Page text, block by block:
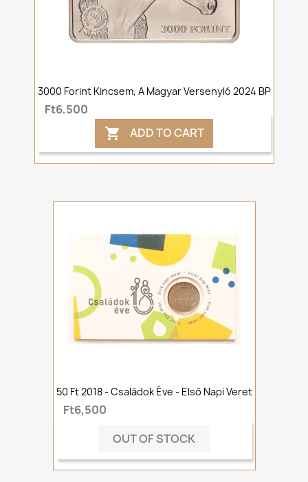
3000 Forint Kincsem, A Magyar Versenyló 2024 BP
Ft6,500
 ADD TO CART
50 Ft 2018 - Családok Éve - Első Napi Veret
Ft6,500
OUT OF STOCK